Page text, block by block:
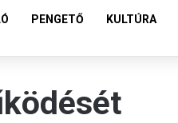
PENGETŐ KULTÚRA